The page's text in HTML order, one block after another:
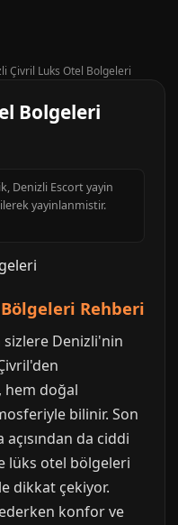
Çivril Luks Otel Bolgeleri
Bolgeleri
Denizli Escort yayin
yayinlanmistir.
Rehberi
Denizli'nin
hem doğal
bilinir. Son
da ciddi
lüks otel bölgeleri
dikkat çekiyor.
konfor ve